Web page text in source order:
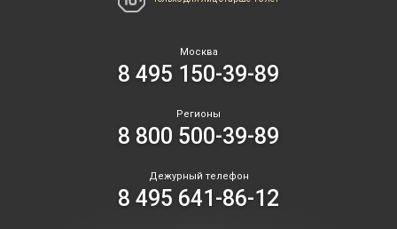
Москва
8 495 150-39-89
Регионы
8 800 500-39-89
Дежурный телефон
8 495 641-86-12